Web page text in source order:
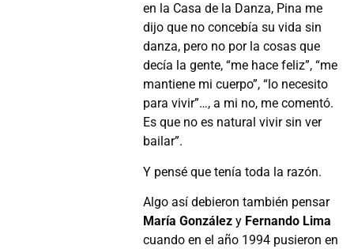
en la Casa de la Danza, Pina me
dijo que no concebía su vida sin
danza, pero no por la cosas que
decía la gente, “me hace feliz”, “me
mantiene mi cuerpo”, “lo necesito
para vivir”…, a mi no, me comentó.
Es que no es natural vivir sin ver
bailar”.
Y pensé que tenía toda la razón.
Algo así debieron también pensar
María González y Fernando Lima
cuando en el año 1994 pusieron en